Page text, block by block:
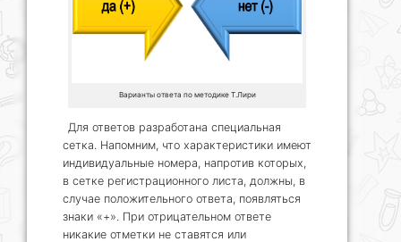
Варианты ответа по методике Т.Лири
Для ответов разработана специальная
сетка. Напомним, что характеристики имеют
индивидуальные номера, напротив которых,
в сетке регистрационного листа, должны, в
случае положительного ответа, появляться
знаки «+». При отрицательном ответе
никакие отметки не ставятся или